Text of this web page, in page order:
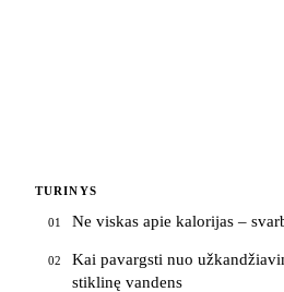
TURINYS
01 Ne viskas apie kalorijas –
02
Kai pavargsti nuo
stiklinę vandens